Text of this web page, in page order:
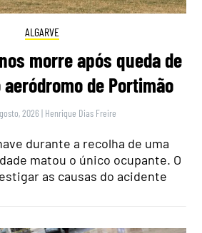
ALGARVE
morre após queda de
de Portimão
2026 | Henrique Dias Freire
durante a recolha de uma
matou o único ocupante. O
as causas do acidente